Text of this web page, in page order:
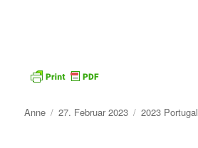
Autor
Anne
Veröffentlicht
27. Februar 2023 Kategorien
2023 Portugal